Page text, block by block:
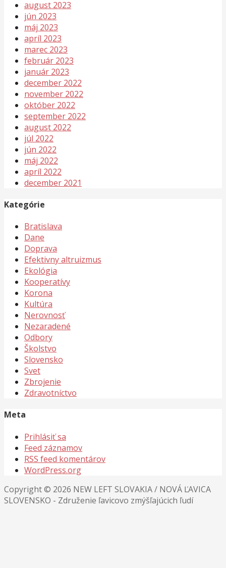
august 2023
jún 2023
máj 2023
apríl 2023
marec 2023
február 2023
január 2023
december 2022
november 2022
október 2022
september 2022
august 2022
júl 2022
jún 2022
máj 2022
apríl 2022
december 2021
Kategórie
Bratislava
Dane
Doprava
Efektivny altruizmus
Ekológia
Kooperatívy
Korona
Kultúra
Nerovnosť
Nezaradené
Odbory
Školstvo
Slovensko
Svet
Zbrojenie
Zdravotníctvo
Meta
Prihlásiť sa
Feed záznamov
RSS feed komentárov
WordPress.org
Copyright © 2026 NEW LEFT SLOVAKIA / NOVÁ ĽAVICA
SLOVENSKO - Združenie ľavicovo zmýšľajúcich ľudí